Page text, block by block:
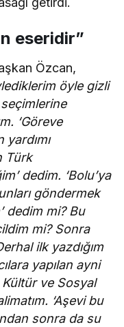
eseridir”
Özcan,
öyle gizli
‘Göreve
yardımı
Türk
dedim. ‘Bolu’ya
göndermek
dedim mi? Bu
mi? Sonra
ilk yazdığım
yapılan ayni
Kültür ve Sosyal
‘Aşevi bu
sonra da su